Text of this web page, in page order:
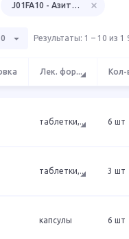
J01FA10 - Азитромицин
Результаты: 1 – 10 из 1
Лек. фор... Кол-
таблетки,... 6 шт
таблетки,... 3 шт
капсулы 6 шт